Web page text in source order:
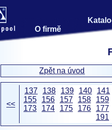
O firmě
Zpět na úvod
<<
137 138 139 140
141
155
156 157 158
159
173
174 175 176
177
191